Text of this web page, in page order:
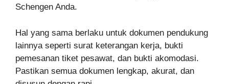
Schengen Anda.
Hal yang sama berlaku untuk dokumen pendukung
lainnya seperti surat keterangan kerja, bukti
pemesanan tiket pesawat, dan bukti akomodasi.
Pastikan semua dokumen lengkap, akurat, dan